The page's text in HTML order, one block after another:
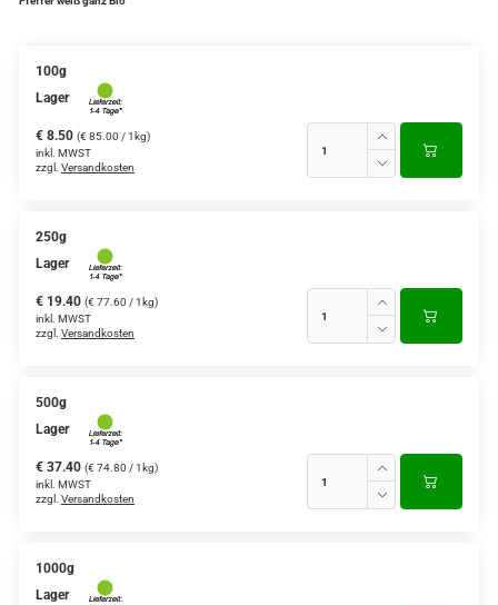
100g
Lager
€ 8.50 (€ 85.00 / 1kg)
inkl. MWST
zzgl. Versandkosten
250g
Lager
€ 19.40 (€ 77.60 / 1kg)
inkl. MWST
zzgl. Versandkosten
500g
Lager
€ 37.40 (€ 74.80 / 1kg)
inkl. MWST
zzgl. Versandkosten
1000g
Lager